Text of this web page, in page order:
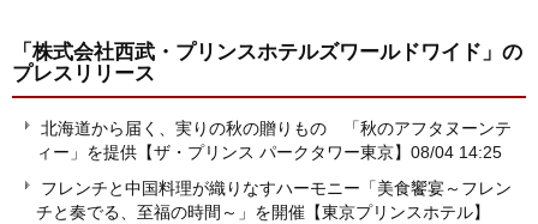
「株式会社西武・プリンスホテルズワールドワイド」 の
プレスリリース
北海道から届く、実りの秋の贈りもの 「秋のアフタヌーンテ
ィー」を提供【ザ・プリンス パークタワー東京】 08/04 14:25
フレンチと中国料理が織りなすハーモニー「美食饗宴～フレン
チと奏でる、至福の時間～」を開催【東京プリンスホテル】